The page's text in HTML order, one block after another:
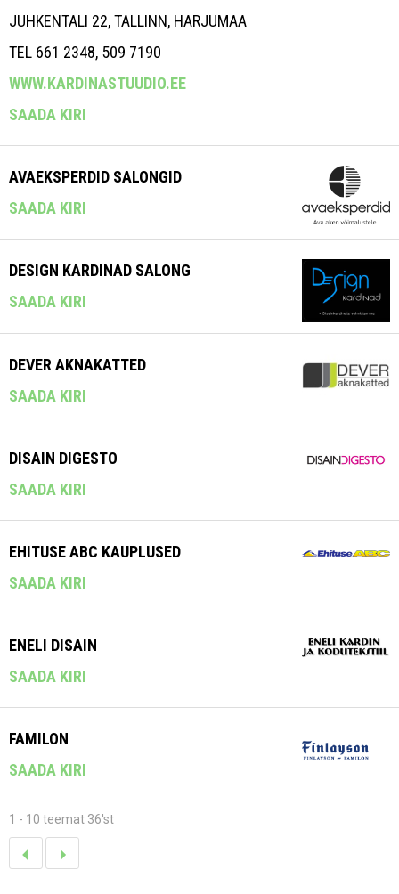
JUHKENTALI 22, TALLINN, HARJUMAA
TEL 661 2348, 509 7190
WWW.KARDINASTUUDIO.EE
SAADA KIRI
AVAEKSPERDID SALONGID
SAADA KIRI
DESIGN KARDINAD SALONG
SAADA KIRI
DEVER AKNAKATTED
SAADA KIRI
DISAIN DIGESTO
SAADA KIRI
EHITUSE ABC KAUPLUSED
SAADA KIRI
ENELI DISAIN
SAADA KIRI
FAMILON
SAADA KIRI
1 - 10 teemat 36'st